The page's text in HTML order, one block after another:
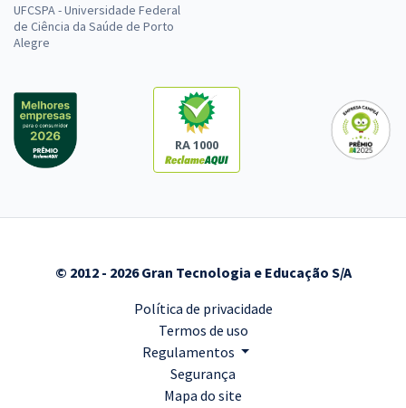
UFCSPA - Universidade Federal
de Ciência da Saúde de Porto
Alegre
RA 1000
© 2012 - 2026 Gran Tecnologia e Educação S/A
Política de privacidade
Termos de uso
Regulamentos
Segurança
Mapa do site